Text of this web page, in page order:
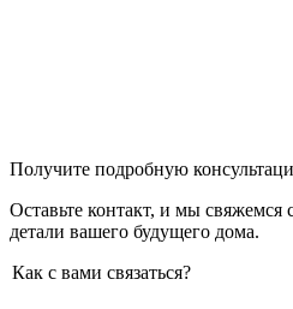
Получите подробную
Оставьте контакт, и мы свяжемся
детали вашего будущего дома.
Как с вами связаться?